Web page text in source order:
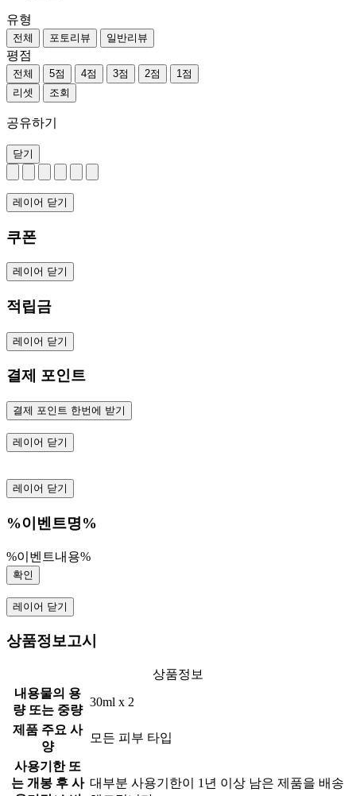
유형
전체 포토리뷰 일반리뷰
평점
전체 5점 4점 3점 2점
1점
리셋
조회
공유하기
닫기
레이어 닫기
쿠폰
레이어 닫기
적립금
레이어 닫기
결제 포인트
결제 포인트 한번에 받기
레이어 닫기
레이어 닫기
%이벤트명%
%이벤트내용%
확인
레이어 닫기
상품정보고시
상품정보
내용물의 용
량 또는 중량
30ml x 2
제품 주요 사
양
모든 피부 타입
사용기한 또
는 개봉 후 사 대부분 사용기한이 1년 이상 남은 제품을 배송